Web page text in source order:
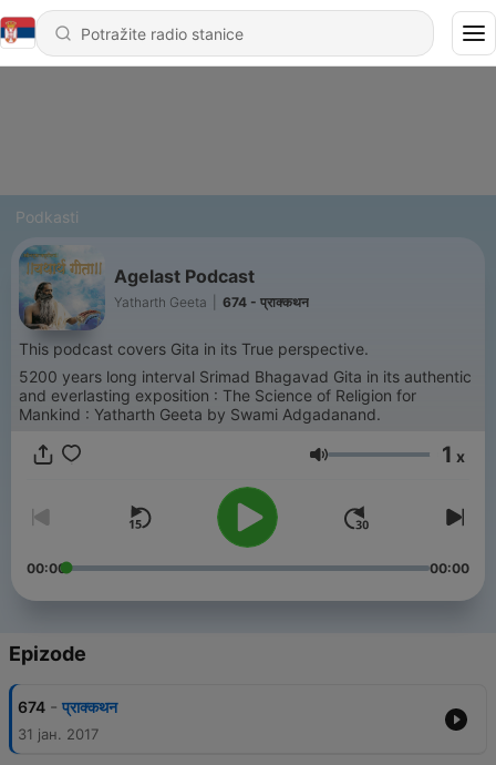
Podkasti
Agelast Podcast
Yatharth Geeta 674 - प्राक्कथन
This podcast covers Gita in its True perspective.
5200 years long interval Srimad Bhagavad Gita in its authentic
and everlasting exposition : The Science of Religion for
Mankind : Yatharth Geeta by Swami Adgadanand.
Jačina zvuka 1 x
00:00 00:00
Epizode
674 - प्राक्कथन
31 јан. 2017